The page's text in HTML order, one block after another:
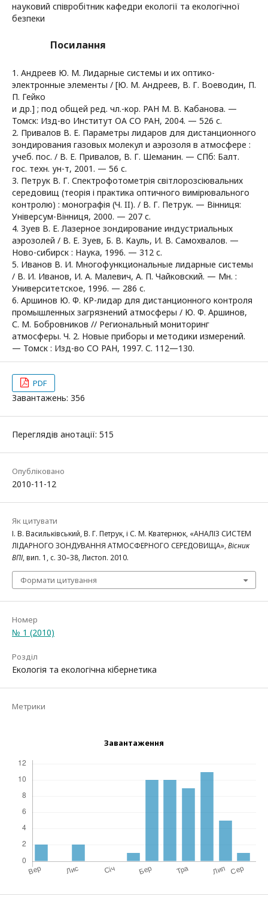
науковий співробітник кафедри екології та екологічної
безпеки
Посилання
1. Андреев Ю. М. Лидарные системы и их оптико-
электронные элементы / [Ю. М. Андреев, В. Г. Воеводин, П.
П. Гейко
и др.] ; под общей ред. чл.-кор. РАН М. В. Кабанова. —
Томск: Изд-во Институт ОА СО РАН, 2004. — 526 с.
2. Привалов В. Е. Параметры лидаров для дистанционного
зондирования газовых молекул и аэрозоля в атмосфере :
учеб. пос. / В. Е. Привалов, В. Г. Шеманин. — СПб: Балт.
гос. техн. ун-т, 2001. — 56 с.
3. Петрук В. Г. Спектрофотометрія світлорозсіювальних
середовищ (теорія і практика оптичного вимірювального
контролю) : монографія (Ч. II). / В. Г. Петрук. — Вінниця:
Універсум-Вінниця, 2000. — 207 с.
4. Зуев В. Е. Лазерное зондирование индустриальных
аэрозолей / В. Е. Зуев, Б. В. Кауль, И. В. Самохвалов. —
Ново-сибирск : Наука, 1996. — 312 с.
5. Иванов В. И. Многофункциональные лидарные системы
/ В. И. Иванов, И. А. Малевич, А. П. Чайковский. — Мн. :
Университетское, 1996. — 286 с.
6. Аршинов Ю. Ф. КР-лидар для дистанционного контроля
промышленных загрязнений атмосферы / Ю. Ф. Аршинов,
С. М. Бобровников // Региональный мониторинг
атмосферы. Ч. 2. Новые приборы и методики измерений.
— Томск : Изд-во СО РАН, 1997. С. 112—130.
PDF
Завантажень: 356
Переглядів анотації: 515
Опубліковано
2010-11-12
Як цитувати
І. В. Васильківський, В. Г. Петрук, і С. М. Кватернюк, «АНАЛІЗ СИСТЕМ
ЛІДАРНОГО ЗОНДУВАННЯ АТМОСФЕРНОГО СЕРЕДОВИЩА»,Вісник
ВПІ, вип. 1, с. 30–38, Листоп. 2010.
Формати цитування
Номер
№ 1 (2010)
Розділ
Екологія та екологічна кібернетика
Метрики
Завантаження